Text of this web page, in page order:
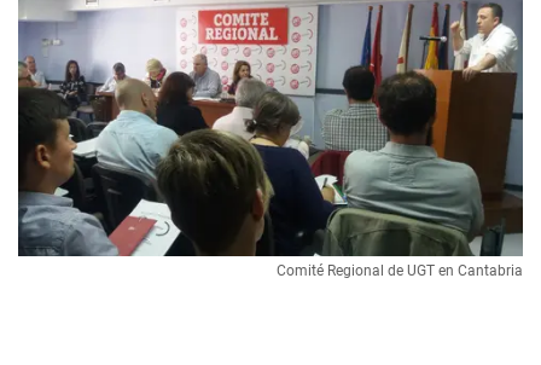
Comité Regional de UGT en Cantabria